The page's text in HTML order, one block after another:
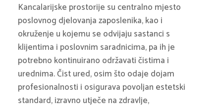
Kancalarijske prostorije su centralno mjesto
poslovnog djelovanja zaposlenika, kao i
okruženje u kojemu se odvijaju sastanci s
klijentima i poslovnim saradnicima, pa ih je
potrebno kontinuirano održavati čistima i
urednima. Čist ured, osim što odaje dojam
profesionalnosti i osigurava povoljan estetski
standard, izravno utječe na zdravlje,